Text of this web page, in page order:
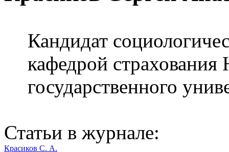
Кандидат
кафедрой страхования
государственного
Статьи в журнале:
Красиков С. А.